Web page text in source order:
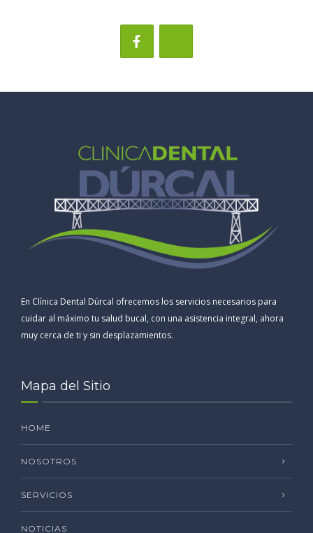
En Clínica Dental Dúrcal ofrecemos los servicios necesarios para
cuidar al máximo tu salud bucal, con una asistencia integral, ahora
muy cerca de ti y sin desplazamientos.
Mapa del Sitio
HOME
NOSOTROS
SERVICIOS
NOTICIAS